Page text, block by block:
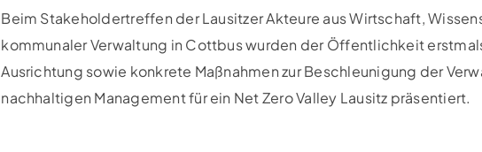
Beim Stakeholdertreffen der Lausitzer Akteure aus Wirtschaft,
kommunaler Verwaltung in Cottbus wurden der Öffentlichkeit
Ausrichtung sowie konkrete Maßnahmen zur Beschleunigung der
nachhaltigen Management für ein Net Zero Valley Lausitz präsentiert.